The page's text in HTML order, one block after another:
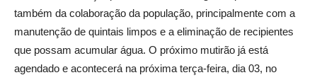
também da colaboração da população, principalmente com a
manutenção de quintais limpos e a eliminação de recipientes
que possam acumular água. O próximo mutirão já está
agendado e acontecerá na próxima terça-feira, dia 03, no